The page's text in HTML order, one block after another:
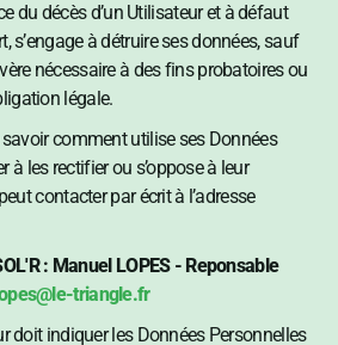
du décès d’un Utilisateur et à défaut
s’engage à détruire ses données, sauf
nécessaire à des fins probatoires ou
légale.
comment utilise ses Données
à les rectifier ou s’oppose à leur
contacter par écrit à l’adresse
: Manuel LOPES - Reponsable
triangle.fr
doit indiquer les Données Personnelles